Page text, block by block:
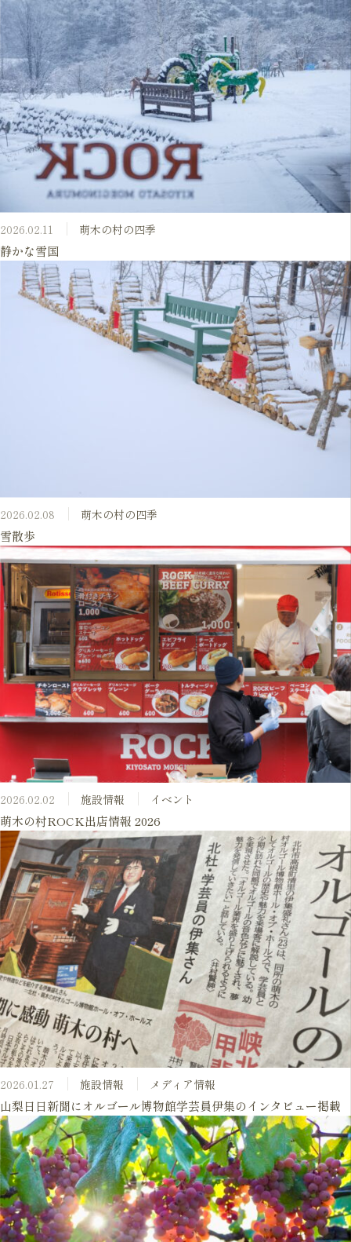
2026.02.11 萌木の村の四季
静かな雪国
2026.02.08 萌木の村の四季
雪散歩
2026.02.02 施設情報 イベント
萌木の村ROCK出店情報 2026
2026.01.27 施設情報 メディア情報
山梨日日新聞にオルゴール博物館学芸員伊集のインタビュー掲載